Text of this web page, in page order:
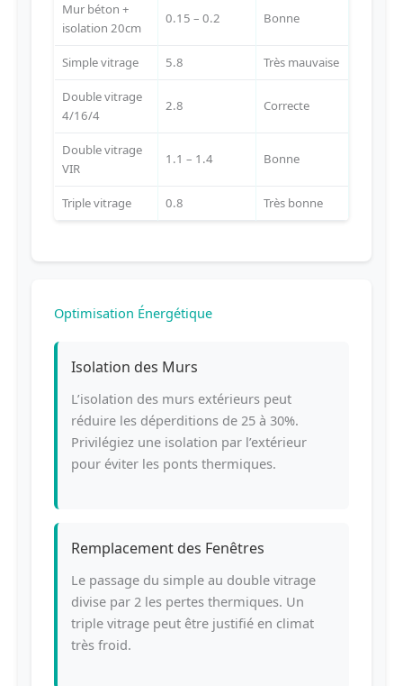
Mur béton +
isolation 20cm
0.15 – 0.2 Bonne
Simple vitrage 5.8 Très mauvaise
Double vitrage
4/16/4
2.8 Correcte
Double vitrage
VIR
1.1 – 1.4 Bonne
Triple vitrage 0.8 Très bonne
Optimisation Énergétique
Isolation des Murs
L’isolation des murs extérieurs peut
réduire les déperditions de 25 à 30%.
Privilégiez une isolation par l’extérieur
pour éviter les ponts thermiques.
Remplacement des Fenêtres
Le passage du simple au double vitrage
divise par 2 les pertes thermiques. Un
triple vitrage peut être justifié en climat
très froid.